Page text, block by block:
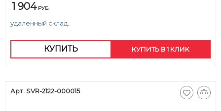
1 904 РУБ.
удаленный склад.
КУПИТЬ КУПИТЬ В 1 КЛИК
Арт. SVR-2122-000015